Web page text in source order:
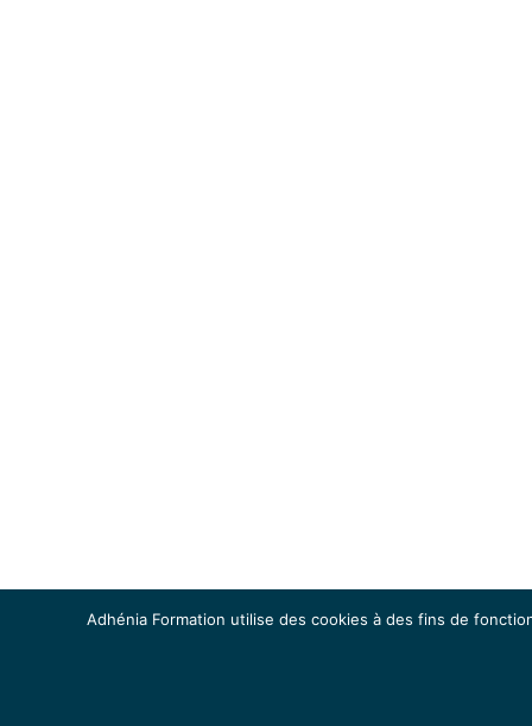
Adhénia Formation utilise des cookies à des fins de